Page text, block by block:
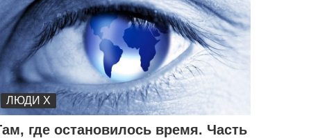
ЛЮДИ Х
где остановилось время. Часть